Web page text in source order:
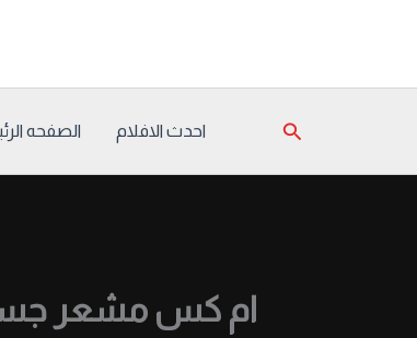
البحث احدث الافلام الصفحه
ام كس مشعر